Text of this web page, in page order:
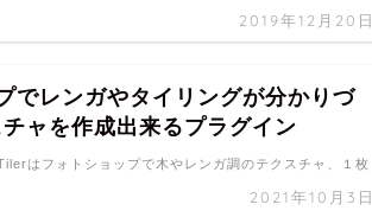
2019年12月20日
でレンガやタイリングが分かりづ
ャを作成出来るプラグイン
2021年10月3日
はフォトショップで木やレンガ調のテクスチャ、１枚